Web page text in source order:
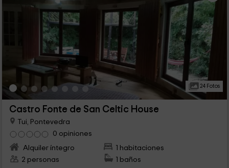
24 Fotos
Castro Fonte de San Celtic House
Tui, Pontevedra
0 opiniones
Alquiler íntegro
1 habitaciones
2 personas
1 baños